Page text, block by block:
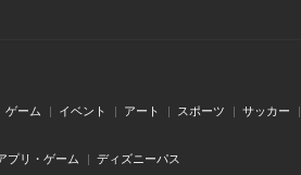
ゲーム イベント アート スポーツ サッカー
プリ・ゲーム ディズニーパス